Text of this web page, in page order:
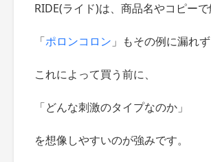
RIDE(ライド)は、商品名やコピー
「ポロンコロン 」もその例に漏れ
これによって買う前に、
「どんな刺激のタイプなのか」
を想像しやすいのが強みです。